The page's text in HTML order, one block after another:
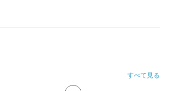
すべて見る